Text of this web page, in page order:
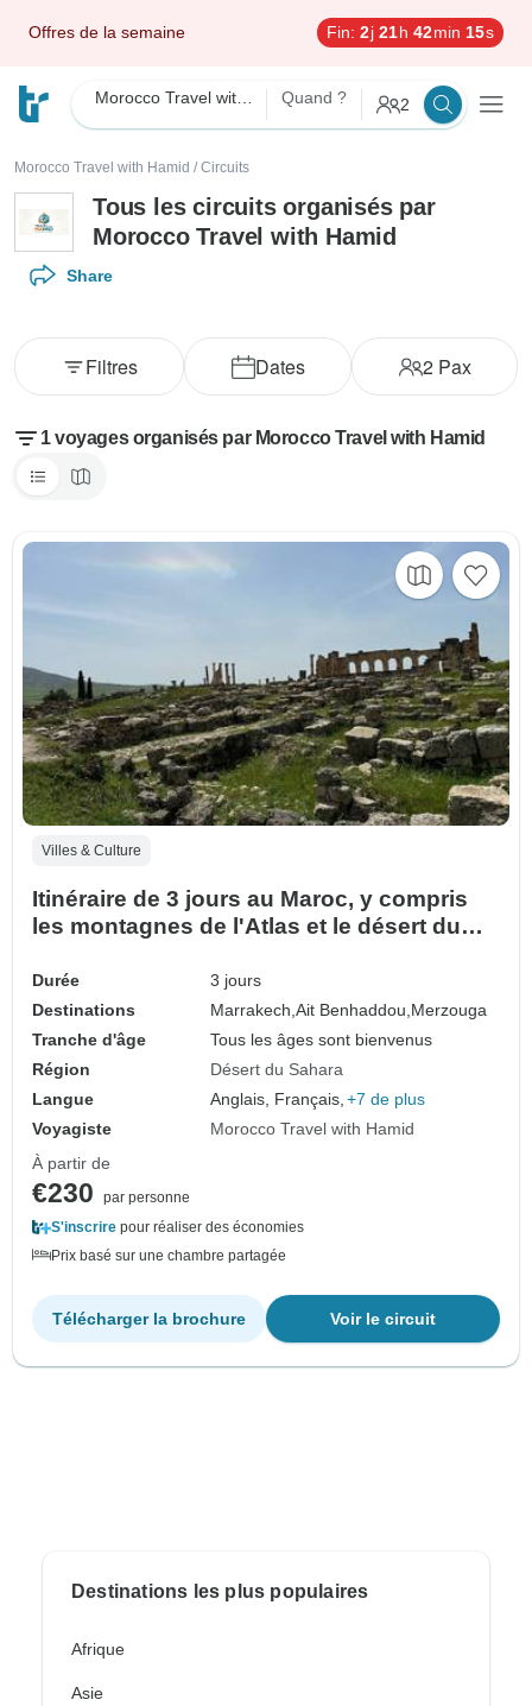
Offres de la semaine Fin: 2j 21h 42min 15s
Quand ? 2
Morocco Travel with Hamid / Circuits
Tous les circuits organisés par
Morocco Travel with Hamid
Share
Dates 2Pax
Filtres
1 voyages organisés par Morocco Travel with Hamid
Villes & Culture
Itinéraire de 3 jours au Maroc, y compris
les montagnes de l'Atlas et le désert du
Durée
3 jours
Destinations
Marrakech,Ait Benhaddou, Merzouga
Tranche d'âge
Tous les âges sont bienvenus
Région
Désert du Sahara
Langue
Anglais, Français, +7 de plus
Voyagiste
Morocco Travel with Hamid
À partir de
€230
par personne
S'inscrire pour réaliser des économies
Prix basé sur une chambre partagée
Voir le circuit
Télécharger la brochure
Destinations les plus populaires
Afrique
Asie